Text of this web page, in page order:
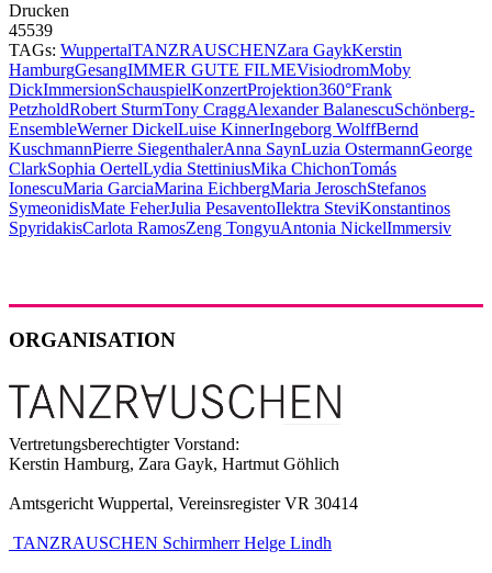
Drucken
45539
TAGs: WuppertalTANZRAUSCHENZara GaykKerstin
HamburgGesangIMMER GUTE FILMEVisiodromMoby
DickImmersionSchauspielKonzertProjektion360°Frank
PetzholdRobert SturmTony CraggAlexander BalanescuSchönberg-
EnsembleWerner DickelLuise KinnerIngeborg WolffBernd
KuschmannPierre SiegenthalerAnna SaynLuzia OstermannGeorge
ClarkSophia OertelLydia StettiniusMika ChichonTomás
IonescuMaria GarciaMarina EichbergMaria JeroschStefanos
SymeonidisMate FeherJulia PesaventoIlektra SteviKonstantinos
SpyridakisCarlota RamosZeng TongyuAntonia NickelImmersiv
ORGANISATION
Vertretungsberechtigter Vorstand:
Kerstin Hamburg, Zara Gayk, Hartmut Göhlich
Amtsgericht Wuppertal, Vereinsregister VR 30414
TANZRAUSCHEN Schirmherr Helge Lindh